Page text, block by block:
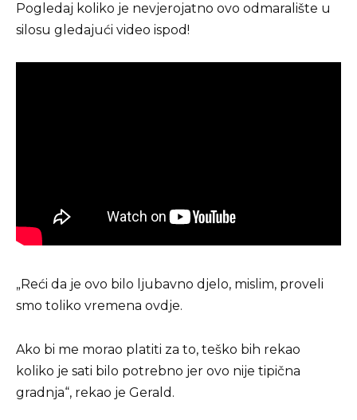
Pogledaj koliko je nevjerojatno ovo odmaralište u
silosu gledajući video ispod!
„Reći da je ovo bilo ljubavno djelo, mislim, proveli
smo toliko vremena ovdje.
Ako bi me morao platiti za to, teško bih rekao
koliko je sati bilo potrebno jer ovo nije tipična
gradnja“, rekao je Gerald.